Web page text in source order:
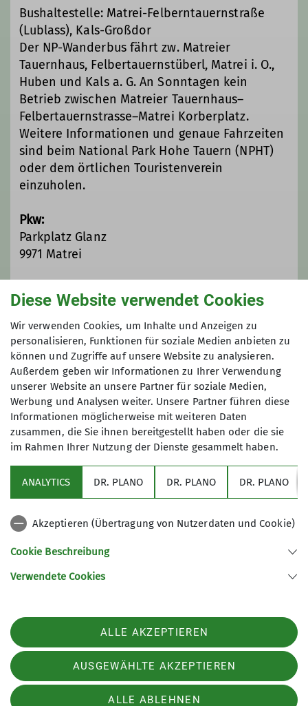
Bushaltestelle: Matrei-Felberntauernstraße
(Lublass), Kals-Großdor
Der NP-Wanderbus fährt zw. Matreier
Tauernhaus, Felbertauernstüberl, Matrei i. O.,
Huben und Kals a. G. An Sonntagen kein
Betrieb zwischen Matreier Tauernhaus–
Felbertauernstrasse–Matrei Korberplatz.
Weitere Informationen und genaue Fahrzeiten
sind beim National Park Hohe Tauern (NPHT)
oder dem örtlichen Touristenverein
einzuholen.
Pkw:
Parkplatz Glanz
9971 Matrei
Zustiegshinweise
Zustieg: 4 Std. ab Matrei in Osttirol
Verantwortliche Person(en)
Hüttenwirt*in: Laura Gallonetto & Patrick
Juriga
Sektion Schwaben des Deutschen Alpenvereins (DAV) 1869 e. V.
Telefon +497117696366
Datenschutz-Einstellungen
Datenschutz
Impressum
Diese Website verwendet Cookies
Wir verwenden Cookies, um Inhalte und Anzeigen zu
personalisieren, Funktionen für soziale Medien anbieten zu
können und Zugriffe auf unsere Website zu analysieren.
Außerdem geben wir Informationen zu Ihrer Verwendung
unserer Website an unsere Partner für soziale Medien,
Werbung und Analysen weiter. Unsere Partner führen diese
Informationen möglicherweise mit weiteren Daten
zusammen, die Sie ihnen bereitgestellt haben oder die sie
im Rahmen Ihrer Nutzung der Dienste gesammelt haben.
ANALYTICS DR. PLANO DR. PLANO DR. PLANO
Akzeptieren (Übertragung von Nutzerdaten und Cookie)
Cookie Beschreibung
Verwendete Cookies
ALLE AKZEPTIEREN
AUSGEWÄHLTE AKZEPTIEREN
ALLE ABLEHNEN